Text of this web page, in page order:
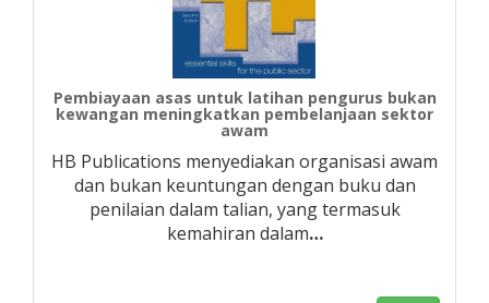
Pembiayaan asas untuk latihan pengurus bukan
kewangan meningkatkan pembelanjaan sektor
awam
HB Publications menyediakan organisasi awam
dan bukan keuntungan dengan buku dan
penilaian dalam talian, yang termasuk
kemahiran dalam…